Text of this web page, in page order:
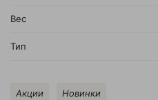
Вес
Тип
Акции Новинки